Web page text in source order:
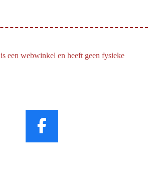
is een webwinkel en heeft geen fysieke
F